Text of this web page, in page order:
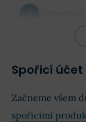
Spořicí účet
Začneme všem
spořícími